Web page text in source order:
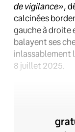
de vigilance»,
calcinées
gauche à droite
balayent ses
inlassablement
8 juillet 2025.